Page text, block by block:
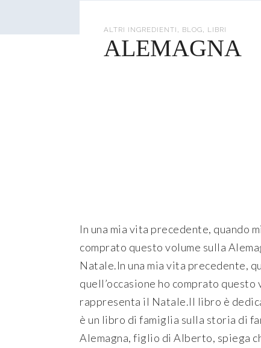
ALTRI INGREDIENTI BLOG LIBRI
ALEMAGNA
In una mia vita precedente, quando
comprato questo volume sulla
Natale.In una mia vita precedente,
quell’occasione ho comprato
rappresenta il Natale.Il libro è
è un libro di famiglia sulla storia di
Alemagna, figlio di Alberto, spiega